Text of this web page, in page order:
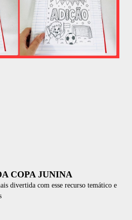
COPA JUNINA
divertida com esse recurso temático e